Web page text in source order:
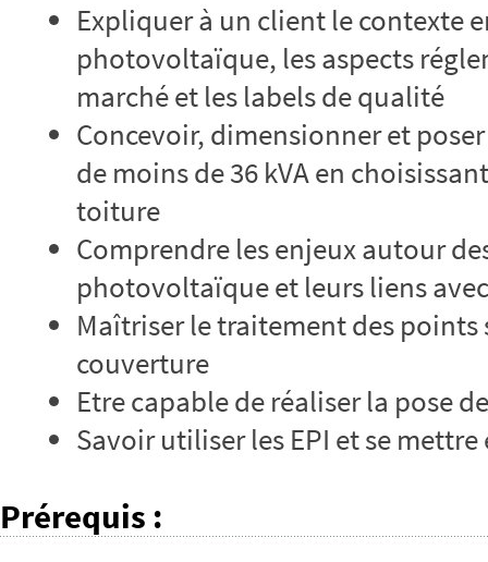
Expliquer à un client le contexte
photovoltaïque, les aspects
marché et les labels de qualité
Concevoir, dimensionner et
de moins de 36 kVA en
toiture
Comprendre les enjeux autour
photovoltaïque et leurs liens
Maîtriser le traitement des
couverture
Etre capable de réaliser la pose
Savoir utiliser les EPI et se
Prérequis :